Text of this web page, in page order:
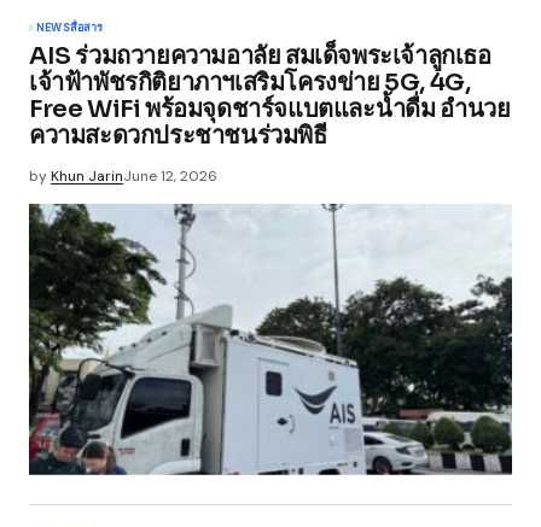
NEWSสื่อสาร
AIS ร่วมถวายความอาลัย สมเด็จพระเจ้าลูกเธอ
เจ้าฟ้าพัชรกิติยาภาฯเสริมโครงข่าย 5G, 4G,
Free WiFi พร้อมจุดชาร์จแบตและน้ำดื่ม อำนวย
ความสะดวกประชาชนร่วมพิธี
byKhun JarinJune 12, 2026